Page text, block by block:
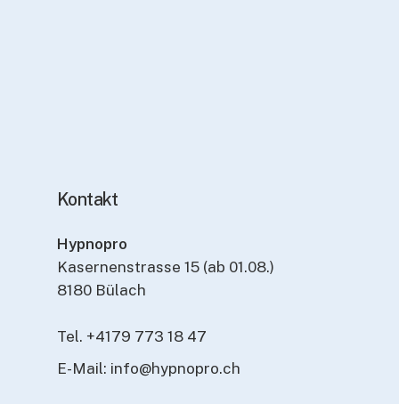
Kontakt
Hypnopro
Kasernenstrasse 15 (ab 01.08.)
8180 Bülach
Tel. +4179 773 18 47
E-Mail: info@hypnopro.ch